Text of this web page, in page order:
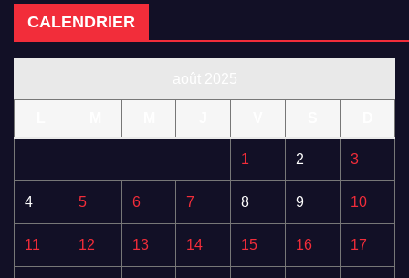
CALENDRIER
1 2 3
4 5 6 7 8 9 10
11 12 13 14 15 16 17